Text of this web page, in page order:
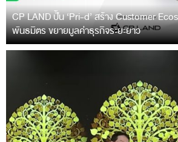
CP LAND ปั้น ‘Pri-d’ สร้าง Customer
พันธมิตร ขยายมูลค่าธุรกิจระยะยาว